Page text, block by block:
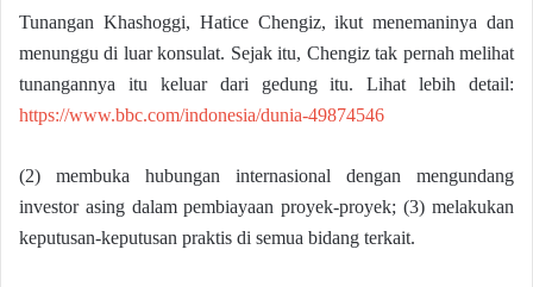
Tunangan Khashoggi, Hatice Chengiz, ikut menemaninya dan
menunggu di luar konsulat. Sejak itu, Chengiz tak pernah melihat
tunangannya itu keluar dari gedung itu. Lihat lebih detail:
https://www.bbc.com/indonesia/dunia-49874546
(2) membuka hubungan internasional dengan mengundang
investor asing dalam pembiayaan proyek-proyek; (3) melakukan
keputusan-keputusan praktis di semua bidang terkait.